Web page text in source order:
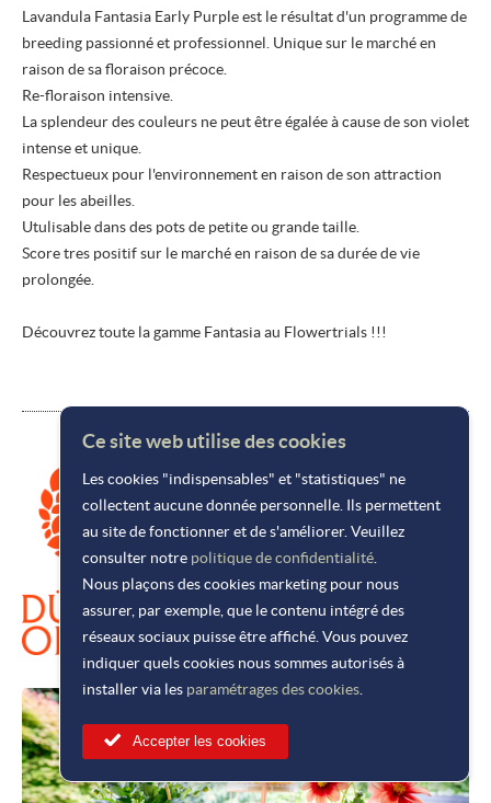
Lavandula Fantasia Early Purple est le résultat d'un programme de
breeding passionné et professionnel. Unique sur le marché en
raison de sa floraison précoce.
Re-floraison intensive.
La splendeur des couleurs ne peut être égalée à cause de son violet
intense et unique.
Respectueux pour l'environnement en raison de son attraction
pour les abeilles.
Utulisable dans des pots de petite ou grande taille.
Score tres positif sur le marché en raison de sa durée de vie
prolongée.
Découvrez toute la gamme Fantasia au Flowertrials !!!
Ce site web utilise des cookies
Les cookies "indispensables" et "statistiques" ne
collectent aucune donnée personnelle. Ils permettent
au site de fonctionner et de s'améliorer. Veuillez
consulter notre politique de confidentialité
Nous plaçons des cookies marketing pour nous
assurer, par exemple, que le contenu intégré des
réseaux sociaux puisse être affiché. Vous pouvez
indiquer quels cookies nous sommes autorisés à
installer via les paramétrages des cookies
Accepter les cookies